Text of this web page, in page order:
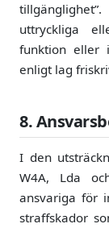
uttryckliga
funktion eller
enligt lag
8.
I den
W4A, Lda
ansvariga för
straffskador